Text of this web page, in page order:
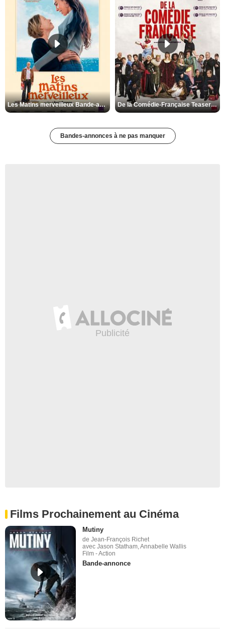
Les Matins merveilleux Bande-annonce VF De la Comédie-Française Teaser VF
Bandes-annonces à ne pas manquer
Films Prochainement au Cinéma
Mutiny
de Jean-François Richet
avec Jason Statham, Annabelle Wallis
Film - Action
Bande-annonce